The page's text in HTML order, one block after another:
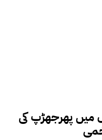
میں پھرجھڑپ کی